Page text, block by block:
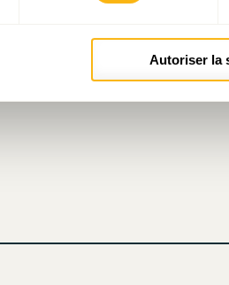
Autoriser la